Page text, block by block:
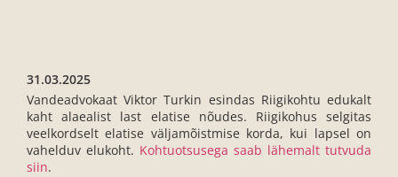
31.03.2025
Vandeadvokaat Viktor Turkin esindas Riigikohtu edukalt
kaht alaealist last elatise nõudes. Riigikohus selgitas
veelkordselt elatise väljamõistmise korda, kui lapsel on
vahelduv elukoht. Kohtuotsusega saab lähemalt tutvuda
siin.